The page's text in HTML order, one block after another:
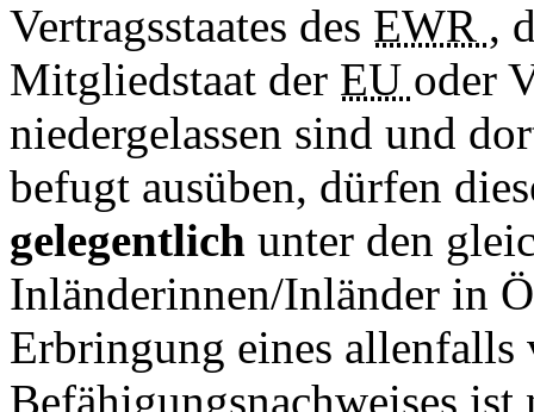
Vertragsstaates des EWR ,
Mitgliedstaat der EU oder
niedergelassen sind und
befugt ausüben, dürfen
gelegentlich unter den
Inländerinnen/Inländer in
Erbringung eines allenfalls
Befähigungsnachweises